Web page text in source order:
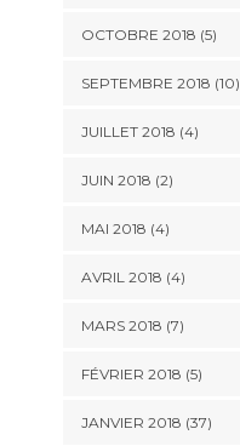
OCTOBRE 2018 (5)
SEPTEMBRE 2018 (10)
JUILLET 2018 (4)
JUIN 2018 (2)
MAI 2018 (4)
AVRIL 2018 (4)
MARS 2018 (7)
FÉVRIER 2018 (5)
JANVIER 2018 (37)